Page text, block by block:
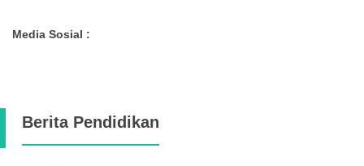
Media Sosial :
Berita Pendidikan